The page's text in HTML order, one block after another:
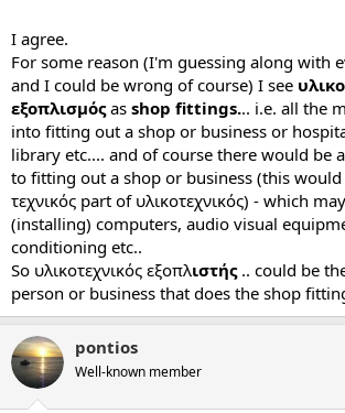
I agree.
For some reason (I'm guessing along with
and I could be wrong of course) I see
εξοπλισμόςas shop fittings... i.e. all the
into fitting out a shop or business or
library etc.... and of course there would be
to fitting out a shop or business (this
τεχνικός part of υλικοτεχνικός) - which
(installing) computers, audio visual
conditioning etc..
So υλικοτεχνικός εξοπλιστής.. could be
person or business that does the shop
pontios
Well-known member